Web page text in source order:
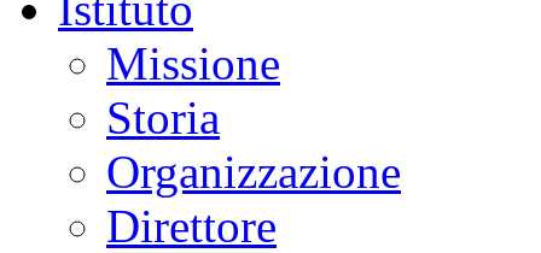
Missione
Storia
Organizzazione
Direttore